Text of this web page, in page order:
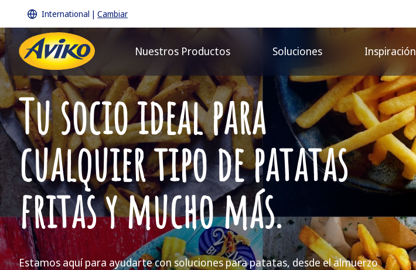
International | Cambiar
Nuestros Productos Soluciones Inspiración
Tu socio ideal para
cualquier tipo de patatas
fritas y mucho más.
Estamos aquí para ayudarte con soluciones para patatas, desde el almuerzo